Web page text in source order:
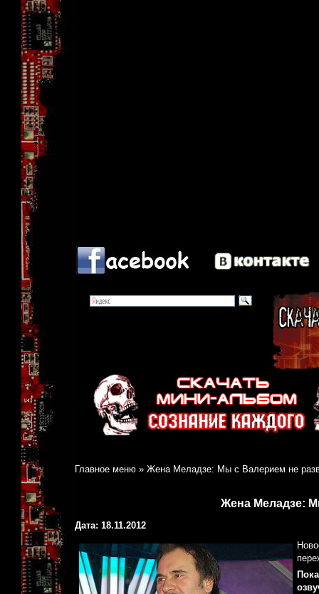
Главное меню » Жена Меладзе: Мы с Валерием не
Жена Меладзе:
Дата: 18.11.2012